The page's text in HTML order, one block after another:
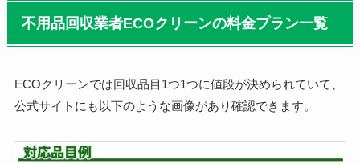
不用品回収業者ECOクリーンの料金プラン一覧
ECOクリーンでは回収品目1つ1つに値段が決められていて、
公式サイトにも以下のような画像があり確認できます。